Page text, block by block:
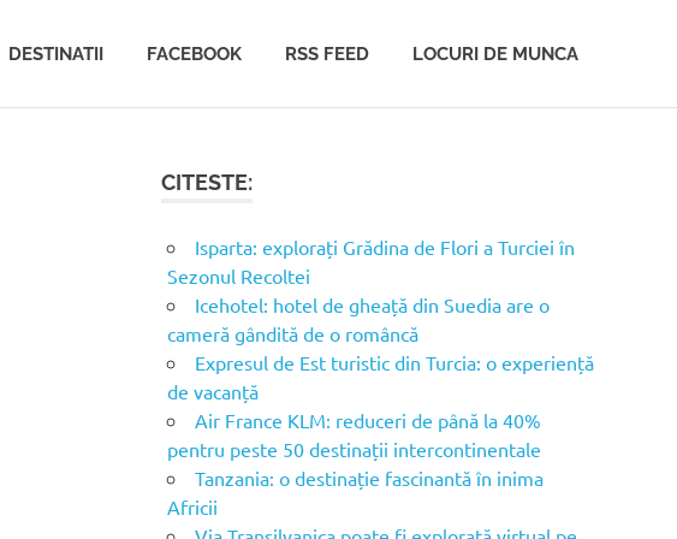
DESTINATII FACEBOOK RSS FEED LOCURI DE MUNCA
CITESTE:
Isparta: explorați Grădina de Flori a Turciei în
Sezonul Recoltei
Icehotel: hotel de gheață din Suedia are o
cameră gândită de o româncă
Expresul de Est turistic din Turcia: o experiență
de vacanță
Air France KLM: reduceri de până la 40%
pentru peste 50 destinații intercontinentale
Tanzania: o destinație fascinantă în inima
Africii